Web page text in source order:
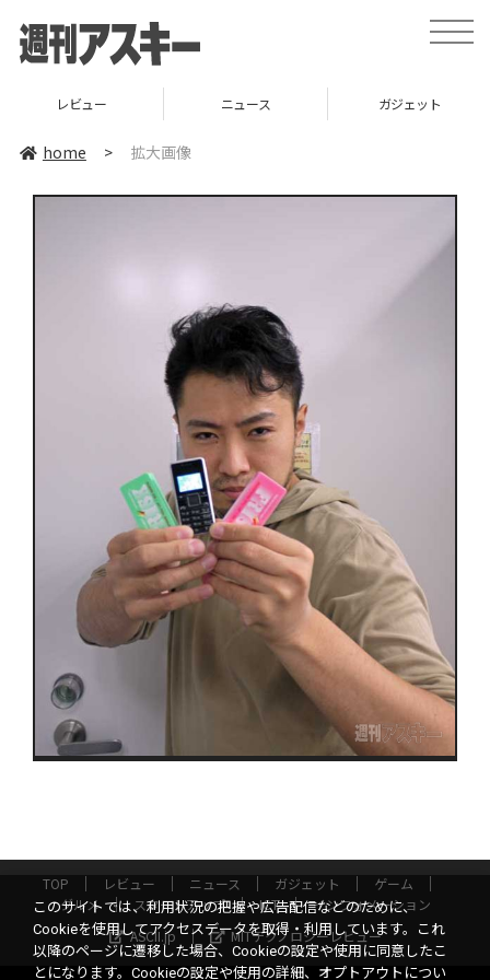
toggle
レビュー ニュース ガジェット
home > 拡大画像
TOP レビュー ニュース ガジェット
ゲーム
グルメ
スタートアップ ICT
インフォメーション
ASCII.jp
MITテクノロジーレビュー
このサイトでは、利用状況の把握や広告配信などのために、
Cookieを使用してアクセスデータを取得・利用しています。これ
以降のページに遷移した場合、Cookieの設定や使用に同意したこ
とになります。Cookieの設定や使用の詳細、オプトアウトについ